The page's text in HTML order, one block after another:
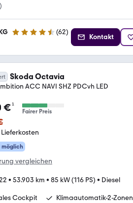
4.5 Sterne (62)
Kontakt
Skoda Octavia
ACC NAVI SHZ PDCvh LED
€¹
Fairer Preis
möglich
vergleichen
• 53.903 km • 85 kW (116 PS) • Diesel
Cockpit
Klimaautomatik-2-Zonen